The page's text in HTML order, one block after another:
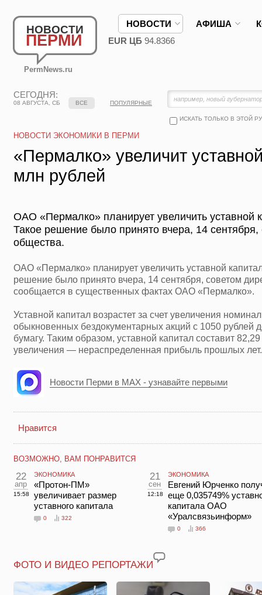
НОВОСТИ
ПЕРМИ
PermNews.ru
НОВОСТИ АФИША
EUR ЦБ 94.8366
СЕГОДНЯ:
08 АВГУСТА, СБ
ИСКАТЬ ТОЛЬКО В ЭТОЙ
ВСЕ ПОПУЛЯРНЫЕ
НОВОСТИ ЭКОНОМИКИ В ПЕРМИ
«Пермалко» увеличит
млн рублей
ОАО «Пермалко» планирует увеличить уставной
Такое решение было принято вчера, 14 сентября,
общества.
ОАО «Пермалко» планирует увеличить уставной
решение было принято вчера, 14 сентября, советом
сообщается в существенных фактах ОАО «Пермалко».
Уставной капитал возрастет за счет увеличения
обыкновенных бездокументарных акций с 1050 рублей
бумагу. Таким образом, уставной капитал составит
увеличения — нераспределенная прибыль прошлых
Новости Перми в MAX - узнавайте первыми
Нравится
ВОЗМОЖНО, ВАМ ПОНРАВИТСЯ
22
апр
15:58
ЭКОНОМИКА
«Протон-ПМ»
увеличивает размер
уставного капитала
0 322
21
сен
12:18
ЭКОНОМИКА
Евгений Юрченко
еще 0,035749%
капитала ОАО
«Уралсвязьинформ»
0 366
ФОТО И ВИДЕО РЕПОРТАЖИ